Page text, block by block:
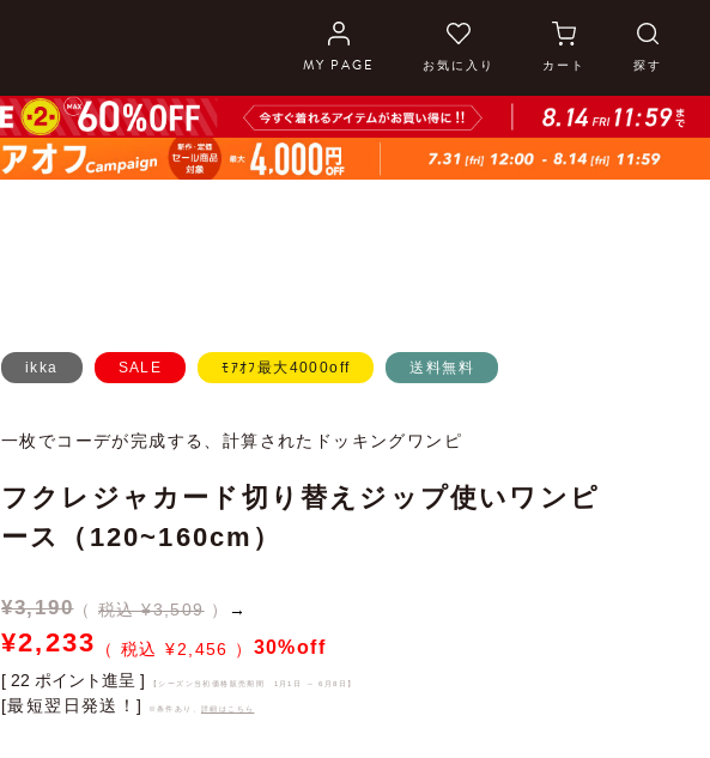
MY PAGE お気に入り カート 探す
ikka SALE ﾓｱｵﾌ最大4000off 送料無料
一枚でコーデが完成する、計算されたドッキングワンピ
フクレジャカード切り替えジップ使いワンピ
ース（120~160cm）
¥3,190 税込 ¥3,509 →
¥2,233 ¥2,456 30%off
[ 22 ポイント進呈 ] 【シーズン当初価格販売期間 1月1日 ～ 6月8日 】
[最短翌日発送！] ※条件あり、 詳細はこちら